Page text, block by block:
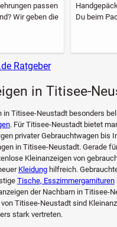
passen
Wir geben die
Du beim
Ratgeber
in Titisee-
in Titisee-Neustadt besonders
. Für Titisee-Neustadt bietet
privater Gebrauchtwagen bis
in Titisee-Neustadt. Gerade
Kleinanzeigen von
Kleidunghilfreich.
Tische, Esszimmergarnituren
der Nachbarn in Titisee-
Titisee-Neustadt sind
stark vertreten.